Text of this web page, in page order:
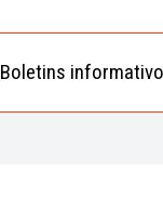
(BTC)
Boletins